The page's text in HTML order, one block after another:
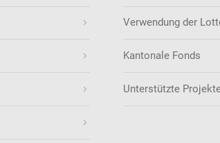
Verwendung der
Kantonale Fonds
Unterstützte